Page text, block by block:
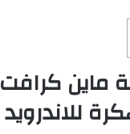
ماين كرافت